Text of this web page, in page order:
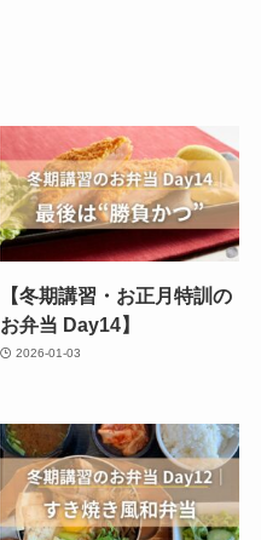
【冬期講習・お正月特訓の
お弁当 Day14】
2026-01-03